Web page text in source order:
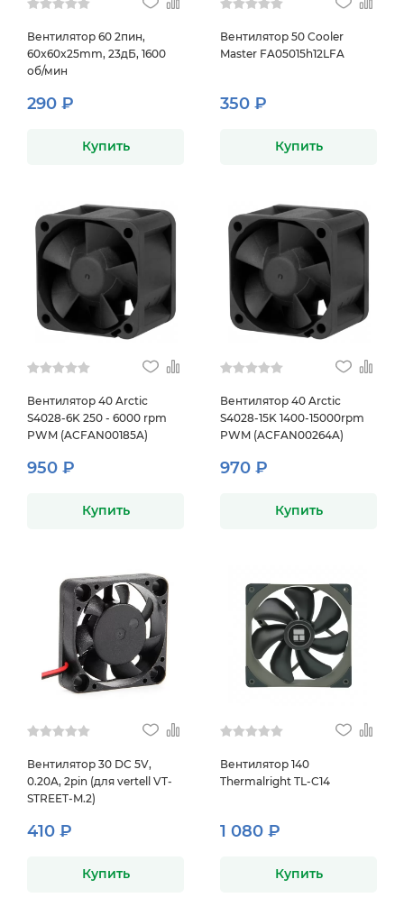
Вентилятор 60 2пин,
60x60x25mm, 23дБ, 1600
об/мин
290 ₽
Купить
Вентилятор 50 Cooler
Master FA05015h12LFA
350 ₽
Купить
Вентилятор 40 Arctic
S4028-6K 250 - 6000 rpm
PWM (ACFAN00185A)
950 ₽
Купить
Вентилятор 40 Arctic
S4028-15K 1400-15000rpm
PWM (ACFAN00264A)
970 ₽
Купить
Вентилятор 30 DC 5V,
0.20A, 2pin (для vertell VT-
STREET-M.2)
410 ₽
Купить
Вентилятор 140
Thermalright TL-C14
1 080 ₽
Купить